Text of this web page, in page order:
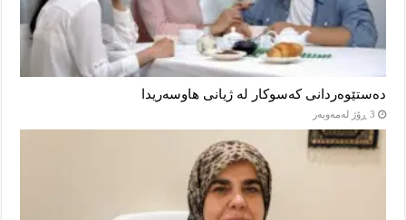
دەستێوەردانی کەسوکار لە ژیانی هاوسەریدا
3 ڕۆژ لەمەوبەر